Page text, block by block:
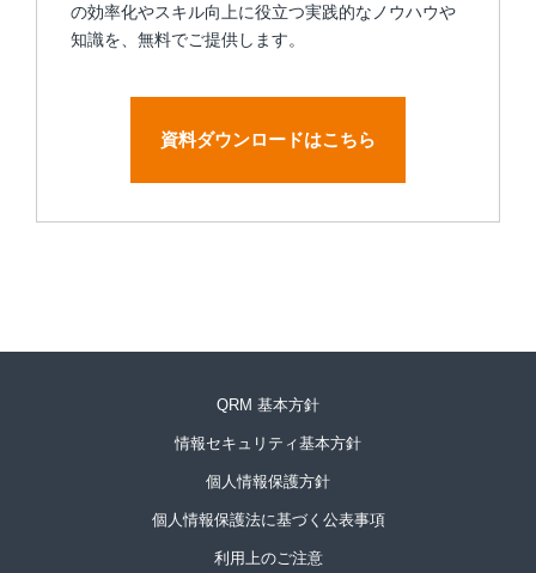
の効率化やスキル向上に役立つ実践的なノウハウや
知識を、無料でご提供します。
資料ダウンロードはこちら
QRM 基本方針
情報セキュリティ基本方針
個人情報保護方針
個人情報保護法に基づく公表事項
利用上のご注意